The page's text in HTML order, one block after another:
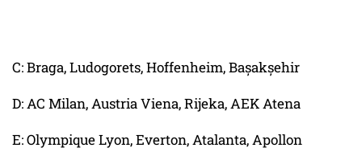
C: Braga, Ludogorets, Hoffenheim, Bașakșehir
D: AC Milan, Austria Viena, Rijeka, AEK Atena
E: Olympique Lyon, Everton, Atalanta, Apollon